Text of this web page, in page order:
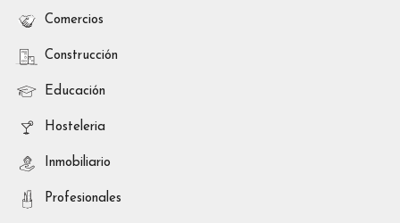
Comercios
Construcción
Educación
Hosteleria
Inmobiliario
Profesionales